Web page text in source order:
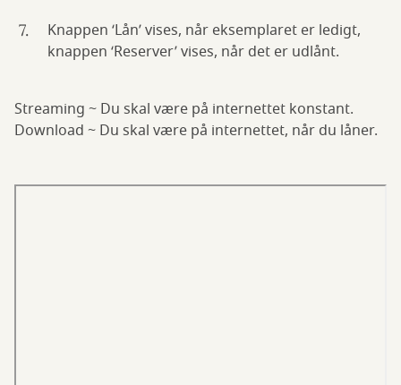
Knappen ‘Lån’ vises, når eksemplaret er ledigt,
knappen ‘Reserver’ vises, når det er udlånt.
Streaming ~ Du skal være på internettet konstant.
Download ~ Du skal være på internettet, når du låner.